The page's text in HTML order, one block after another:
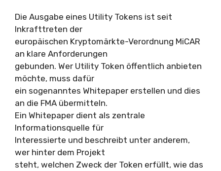
Die Ausgabe eines Utility Tokens ist seit
Inkrafttreten der
europäischen Kryptomärkte-Verordnung MiCAR
an klare Anforderungen
gebunden. Wer Utility Token öffentlich anbieten
möchte, muss dafür
ein sogenanntes Whitepaper erstellen und dies
an die FMA übermitteln.
Ein Whitepaper dient als zentrale
Informationsquelle für
Interessierte und beschreibt unter anderem,
wer hinter dem Projekt
steht, welchen Zweck der Token erfüllt, wie das